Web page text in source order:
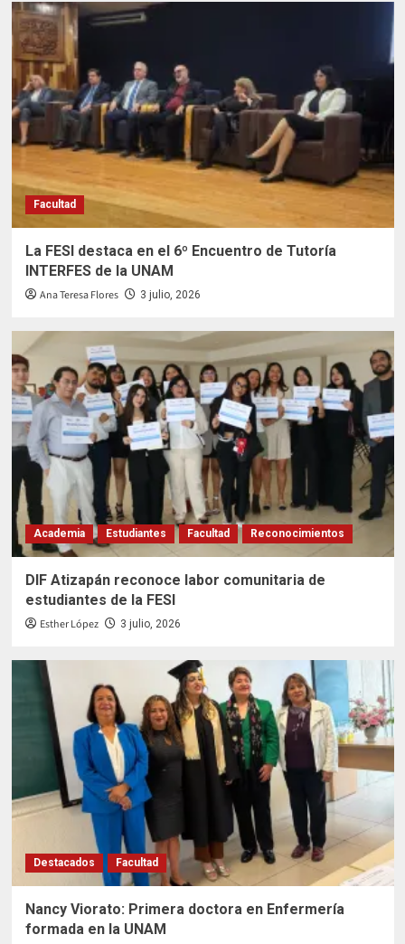
Facultad
La FESI destaca en el 6º Encuentro de Tutoría
INTERFES de la UNAM
Ana Teresa Flores 3 julio, 2026
Academia Estudiantes Facultad Reconocimientos
DIF Atizapán reconoce labor comunitaria de
estudiantes de la FESI
Esther López 3 julio, 2026
Destacados Facultad
Nancy Viorato: Primera doctora en Enfermería
formada en la UNAM